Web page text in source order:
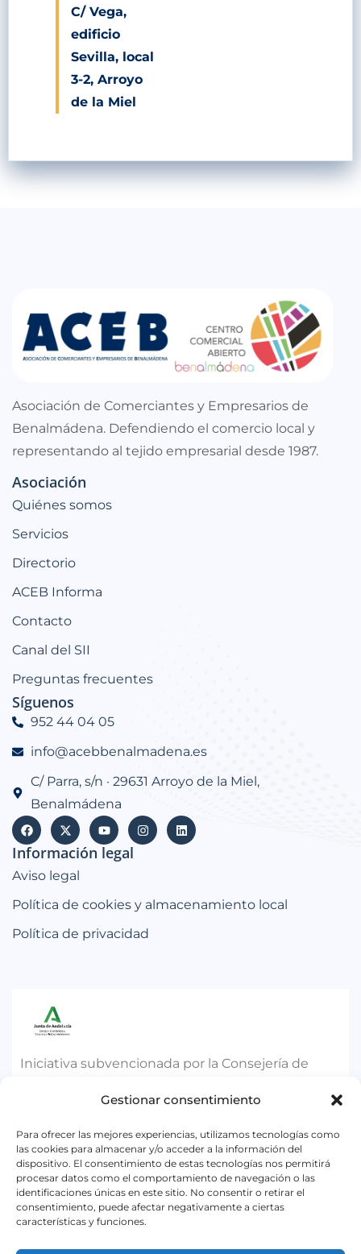
Gestionar consentimiento
Para ofrecer las mejores experiencias, utilizamos tecnologías como
las cookies para almacenar y/o acceder a la información del
dispositivo. El consentimiento de estas tecnologías nos permitirá
procesar datos como el comportamiento de navegación o las
identificaciones únicas en este sitio. No consentir o retirar el
consentimiento, puede afectar negativamente a ciertas
características y funciones.
C/ Vega,
edificio
Sevilla, local
3-2, Arroyo
de la Miel
Asociación de Comerciantes y Empresarios de
Benalmádena. Defendiendo el comercio local y
representando al tejido empresarial desde 1987.
Asociación
Quiénes somos
Servicios
Directorio
ACEB Informa
Contacto
Canal del SII
Preguntas frecuentes
Síguenos
952 44 04 05
info@acebbenalmadena.es
C/ Parra, s/n · 29631 Arroyo de la Miel,
Benalmádena
Información legal
Aviso legal
Política de cookies y almacenamiento local
Política de privacidad
Iniciativa subvencionada por la Consejería de
Junta de Andalucía. Dentro la convocatoria para el
ejercicio 2026, destinada a impulsar el
asociacionismo comercial y artesano, a
promocionar y dinamizar el pequeño comercio
urbano y a promocionar la artesanía en Andalucía.
© 2026 ACEB - Asociación de Comerciantes y Empresarios